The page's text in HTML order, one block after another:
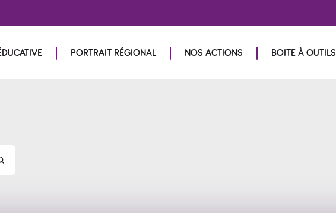
PORTRAIT RÉGIONAL NOS ACTIONS BOITE À OUTILS